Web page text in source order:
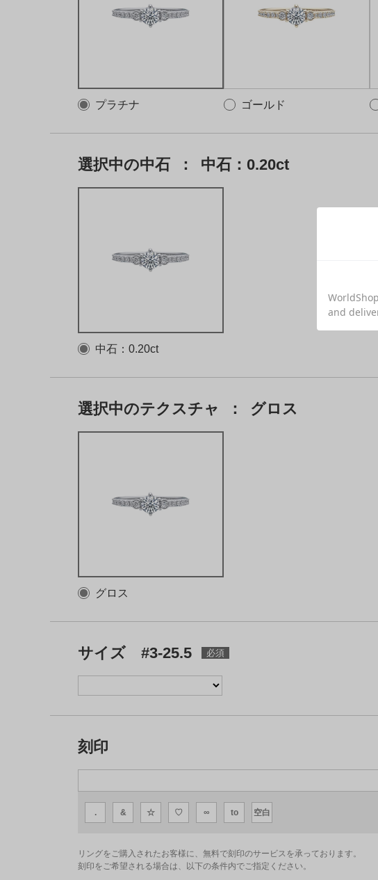
プラチナ ゴールド
選択中の中石 ： 中石：0.20ct
中石：0.20ct
選択中のテクスチャ ： グロス
グロス
サイズ #3-25.5
刻印
. & ☆ ♡ ∞ to 空白
リングをご購入されたお客様に、無料で刻印のサービスを承っております。
刻印をご希望される場合は、以下の条件内でご指定ください。